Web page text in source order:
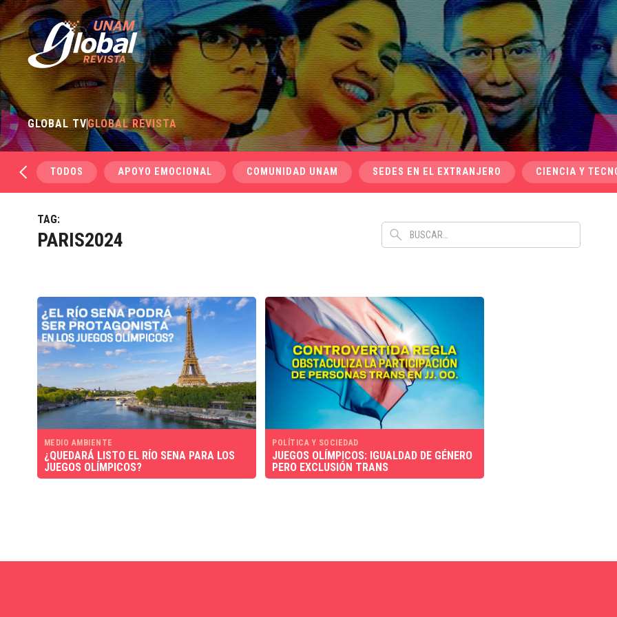
GLOBAL TVGLOBAL REVISTA
TODOS APOYO EMOCIONAL COMUNIDAD UNAM SEDES EN EL EXTRANJERO CIENCIA Y
TAG:
PARIS2024
MEDIO AMBIENTE
¿QUEDARÁ LISTO EL RÍO SENA PARA LOS
JUEGOS OLÍMPICOS?
POLÍTICA Y SOCIEDAD
JUEGOS OLÍMPICOS: IGUALDAD DE GÉNERO
PERO EXCLUSIÓN TRANS